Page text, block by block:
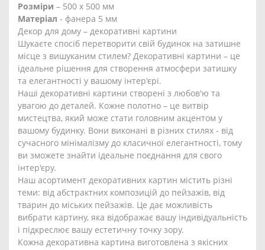
Розміри – 500 х 500 мм
Матеріал - фанера 5 мм
Декор для дому – декоративні картини
Шукаєте спосіб перетворити свій будинок на затишне
місце з вишуканим стилем? Декоративні картини – це
ідеальне рішення для створення атмосфери затишку
та елегантності у вашому інтер'єрі.
Наші декоративні картини створені з любов'ю та
увагою до деталей. Кожне полотно – це витвір
мистецтва, який може стати головним акцентом у
вашому будинку. Вони виконані в різних стилях - від
сучасного мінімалізму до класичної елегантності, тому
ви зможете знайти ідеальне поєднання для свого
інтер'єру.
Наш асортимент декоративних картин містить різні
теми: від абстрактних композицій до пейзажів, від
тварин до міських пейзажів. Це дає можливість
вибрати картину, яка відображає вашу індивідуальність
і підкреслює вашу естетичну точку зору.
Кожна декоративна картина виготовлена з якісних